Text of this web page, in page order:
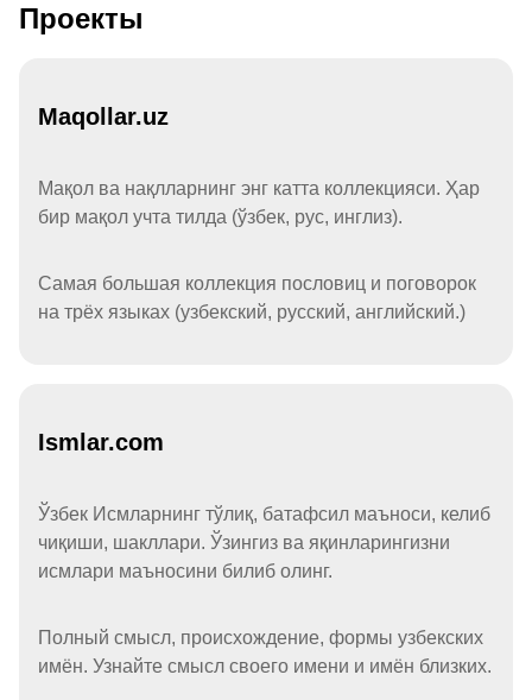
Проекты
Maqollar.uz
Мақол ва нақлларнинг энг катта коллекцияси. Ҳар
бир мақол учта тилда (ўзбек, рус, инглиз).
Самая большая коллекция пословиц и поговорок
на трёх языках (узбекский, русский, английский.)
Ismlar.com
Ўзбек Исмларнинг тўлиқ, батафсил маъноси, келиб
чиқиши, шакллари. Ўзингиз ва яқинларингизни
исмлари маъносини билиб олинг.
Полный смысл, происхождение, формы узбекских
имён. Узнайте смысл своего имени и имён близких.